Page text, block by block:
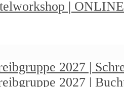
| ONLINE
2027 |
2027 |